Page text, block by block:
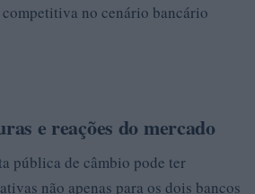
no cenário bancário
e reações do mercado
pública de câmbio pode ter
não apenas para os dois bancos